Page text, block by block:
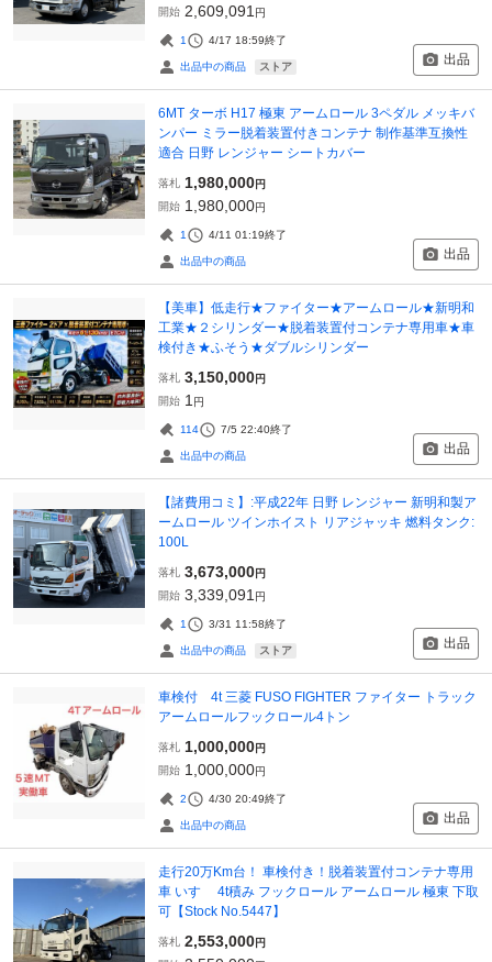
開始 2,609,091 円
1 4/17 18:59終了
出品中の商品 ストア 出品
6MT ターボ H17 極東 アームロール 3ペダル メッキバ
ンパー ミラー脱着装置付きコンテナ 制作基準互換性
適合 日野 レンジャー シートカバー
落札 1,980,000円
開始 1,980,000円
1 4/11 01:19終了
出品中の商品 出品
【美車】低走行★ファイター★アームロール★新明和
工業★２シリンダー★脱着装置付コンテナ専用車★車
検付き★ふそう★ダブルシリンダー
落札 3,150,000円
開始 1 円
114 7/5 22:40終了
出品中の商品 出品
【諸費用コミ】:平成22年 日野 レンジャー 新明和製ア
ームロール ツインホイスト リアジャッキ 燃料タンク:
100L
落札 3,673,000円
開始 3,339,091 円
1 3/31 11:58終了
出品中の商品 ストア 出品
車検付 4t 三菱 FUSO FIGHTER ファイター トラック
アームロールフックロール4トン
落札 1,000,000円
開始 1,000,000円
2 4/30 20:49終了
出品中の商品 出品
走行20万Km台！ 車検付き！脱着装置付コンテナ専用
車 いすゞ 4t積み フックロール アームロール 極東 下取
可【Stock No.5447】
落札 2,553,000円